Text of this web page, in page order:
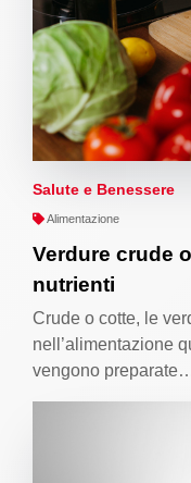
Salute e Benessere
Alimentazione
Verdure crude
nutrienti
Crude o cotte, le
nell’alimentazione
vengono